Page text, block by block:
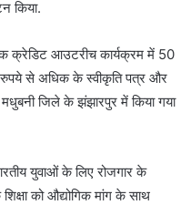
किया.
एक क्रेडिट आउटरीच कार्यक्रम में 50
रुपये से अधिक के स्वीकृति पत्र और
जिले के झंझारपुर में किया गया
युवाओं के लिए रोजगार के
को औद्योगिक मांग के साथ